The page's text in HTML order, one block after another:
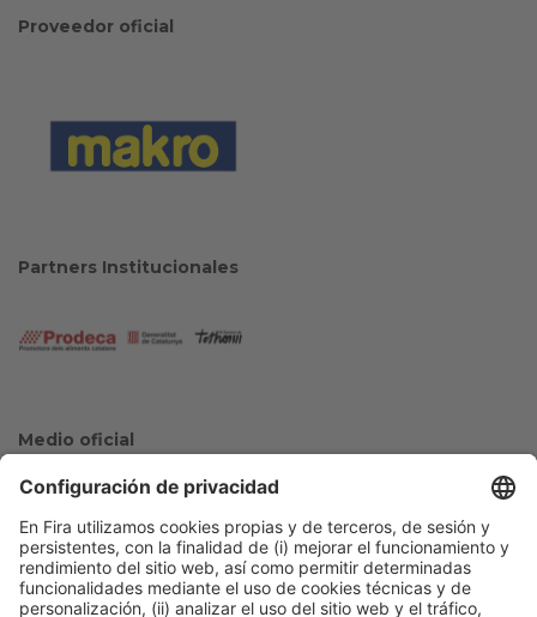
Proveedor oficial
Partners Institucionales
Medio oficial